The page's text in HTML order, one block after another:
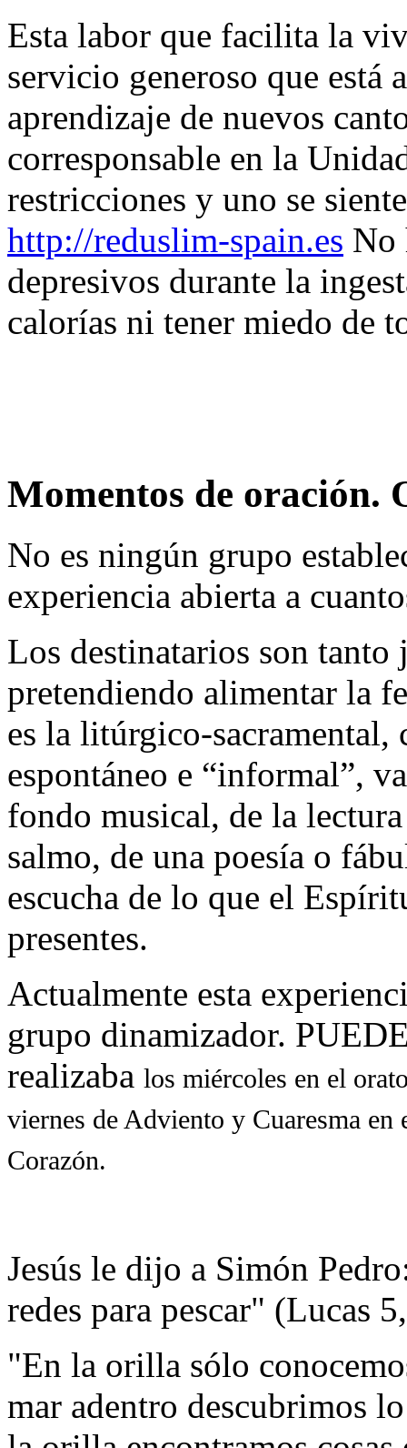
Esta labor que facilita la
servicio generoso que está
aprendizaje de nuevos
corresponsable en la
restricciones y uno se
http://reduslim-spain.es No
depresivos durante la
calorías ni tener miedo de
Momentos de oración.
No es ningún grupo
experiencia abierta a
Los destinatarios son tanto
pretendiendo alimentar la
es la litúrgico-
espontáneo e “informal”,
fondo musical, de la
salmo, de una poesía o
escucha de lo que el
presentes.
Actualmente esta
grupo dinamizador.
realizaba los miércoles en el
viernes de Adviento y Cuaresma
Corazón.
Jesús le dijo a Simón
redes para pescar" (Lucas
"En la orilla sólo
mar adentro descubrimos